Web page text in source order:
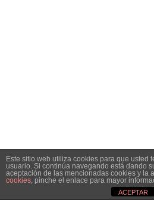
Este sitio web utiliza cookies para que usted
usuario. Si continúa navegando está dando
aceptación de las mencionadas cookies y la
cookies, pinche el enlace para mayor
ACEPTAR